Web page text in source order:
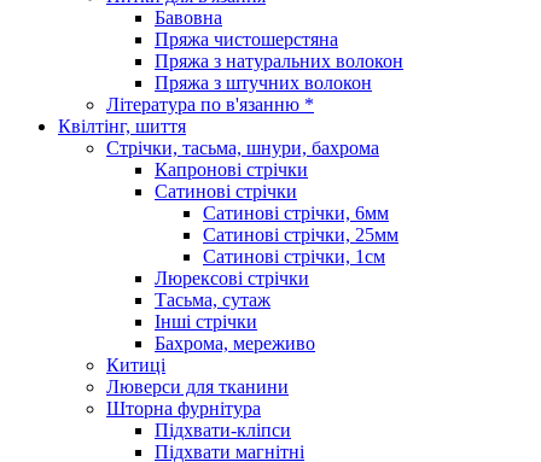
Бавовна
Пряжа чистошерстяна
Пряжа з натуральних волокон
Пряжа з штучних волокон
Література по в'язанню *
Квілтінг, шиття
Стрічки, тасьма, шнури, бахрома
Капронові стрічки
Сатинові стрічки
Сатинові стрічки, 6мм
Сатинові стрічки, 25мм
Сатинові стрічки, 1см
Люрексові стрічки
Тасьма, сутаж
Інші стрічки
Бахрома, мереживо
Китиці
Люверси для тканини
Шторна фурнітура
Підхвати-кліпси
Підхвати магнітні